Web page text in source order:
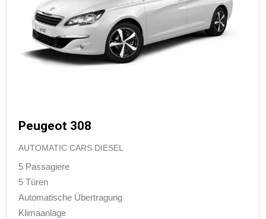
Peugeot 308
AUTOMATIC CARS DIESEL
5 Passagiere
5 Türen
Automatische Übertragung
Klimaanlage